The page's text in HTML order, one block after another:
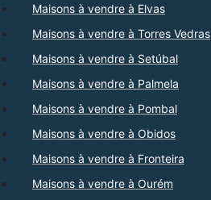
Maisons à vendre à Elvas
Maisons à vendre à Torres Vedras
Maisons à vendre à Setúbal
Maisons à vendre à Palmela
Maisons à vendre à Pombal
Maisons à vendre à Obidos
Maisons à vendre à Fronteira
Maisons à vendre à Ourém